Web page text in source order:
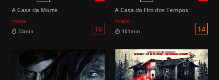
A Casa da Morte
TERROR
A Casa do Fim dos Tempos
TERROR